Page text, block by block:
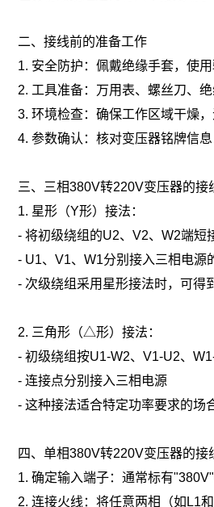
二、接线前的准备工作
1. 安全防护：佩戴绝缘手套，使
2. 工具准备：万用表、螺丝刀、
3. 环境检查：确保工作区域干燥
4. 参数确认：核对变压器铭牌信
三、三相380V转220V变压器的接
1. 星形（Y形）接法：
- 将初级绕组的U2、V2、W2端短
- U1、V1、W1分别接入三相电源
- 次级绕组采用星形接法时，可得
2. 三角形（△形）接法：
- 初级绕组按U1-W2、V1-U2、
- 连接点分别接入三相电源
- 这种接法适合特定功率要求的场
四、单相380V转220V变压器的接
1. 确定输入端子：通常标有
2. 连接火线：将任意两相（如L1